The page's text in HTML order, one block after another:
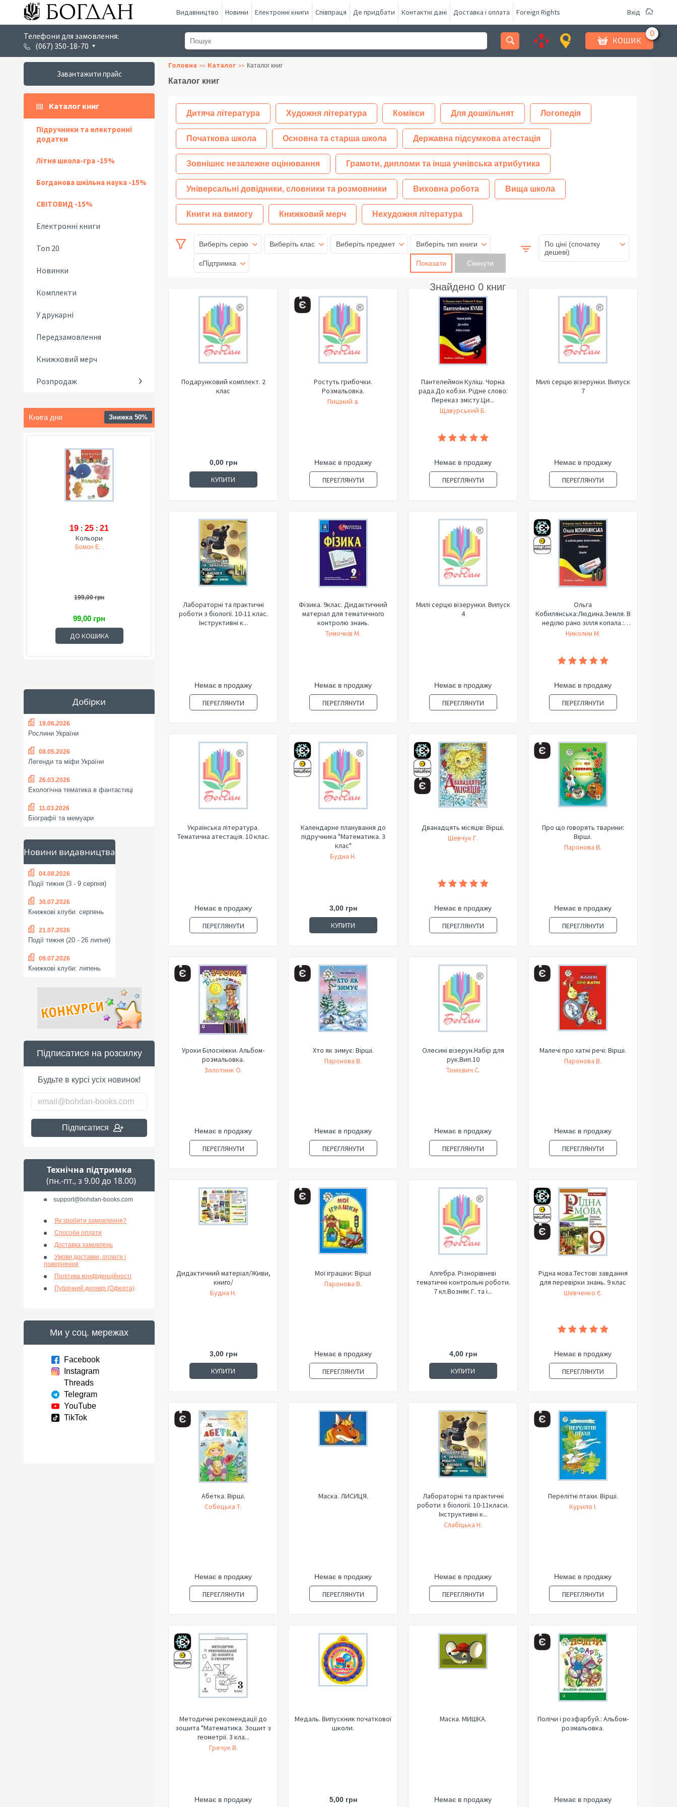
Видавництво Новини Електронні книги Співпраця Де придбати Контактні дані Доставка і оплата Foreign Rights Вхід
Телефони для замовлення:
(067) 350-18-70
КОШИК
Завантажити прайс
Каталог книг
Підручники та електронні
додатки
Літня школа-гра -15%
Богданова шкільна наука -15%
СВІТОВИД -15%
Електронні книги
Топ 20
Новинки
Комплекти
У друкарні
Передзамовлення
Книжковий мерч
Розпродаж
Книга дня Знижка 50%
19 : 25 : 20
Кольори
Бомон Е. .
199,00 грн
99,00 грн
ДО КОШИКА
Добірки
19.06.2026
Рослини України
08.05.2026
Легенди та міфи України
26.03.2026
Екологічна тематика в фантастиці
11.03.2026
Біографії та мемуари
Новини видавництва
04.08.2026
Події тижня (3 - 9 серпня)
30.07.2026
Книжкові клуби: серпень
21.07.2026
Події тижня (20 - 26 липня)
09.07.2026
Книжкові клуби: липень
Підписатися на розсилку
Будьте в курсі усіх новинок!
Підписатися
Технічна підтримка
(пн.-пт., з 9.00 до 18.00)
support@bohdan-books.com
Як зробити замовлення?
Способи оплати
Доставка замовлень
Умови доставки, оплати і
повернення
Політика конфіденційності
Публічний договір (Оферта)
Ми у соц. мережах
Facebook
Instagram
Threads
Telegram
YouTube
TikTok
Головна Каталог Каталог книг
Каталог книг
Дитяча література Художня література Комікси Для дошкільнят Логопедія
Початкова школа Основна та старша школа Державна підсумкова атестація
Зовнішнє незалежне оцінювання Грамоти, дипломи та інша учнівська атрибутика
Універсальні довідники, словники та розмовники Виховна робота Вища школа
Книги на вимогу Книжковий мерч Нехудожня література
Виберіть серію Виберіть клас Виберіть предмет Виберіть тип книги
єПідтримка Показати
Знайдено 0 книг
По ціні (спочатку
дешеві)
Подарунковий комплект. 2
клас
0,00 грн
КУПИТИ
Ростуть грибочки.
Розмальовка.
Пишний а.
Немає в продажу
ПЕРЕГЛЯНУТИ
Пантелеймон Куліш. Чорна
рада.До кобзи. Рідне слово:
Переказ змісту.Ци...
Щавурський Б.
Немає в продажу
ПЕРЕГЛЯНУТИ
Милі серцю візерунки. Випуск
7
Немає в продажу
ПЕРЕГЛЯНУТИ
Лабораторні та практичні
роботи з біології. 10-11 клас.
Інструктивні к...
Немає в продажу
ПЕРЕГЛЯНУТИ
Фізика. 9клас. Дидактичний
матеріал для тематичного
контролю знань.
Тимочків М.
Немає в продажу
ПЕРЕГЛЯНУТИ
Милі серцю візерунки. Випуск
4
Немає в продажу
ПЕРЕГЛЯНУТИ
Ольга
Кобилянська:Людина.Земля. В
неділю рано зілля копала.:
Переказ з...
Николин М.
Немає в продажу
ПЕРЕГЛЯНУТИ
Українська література.
Тематична атестація. 10 клас.
Немає в продажу
ПЕРЕГЛЯНУТИ
Календарне планування до
підручника "Математика. 3
клас"
Будна Н.
3,00 грн
КУПИТИ
Дванадцять місяців: Вірші.
Шевчук Г.
Немає в продажу
ПЕРЕГЛЯНУТИ
Про що говорять тварини:
Вірші.
Паронова В.
Немає в продажу
ПЕРЕГЛЯНУТИ
Уроки Білосніжки. Альбом-
розмальовка.
Золотник О.
Немає в продажу
ПЕРЕГЛЯНУТИ
Хто як зимує: Вірші.
Паронова В.
Немає в продажу
ПЕРЕГЛЯНУТИ
Олесині візерун.Набір для
рук.Вип.10
Тонієвич С.
Немає в продажу
ПЕРЕГЛЯНУТИ
Малечі про хатні речі: Вірші.
Паронова В.
Немає в продажу
ПЕРЕГЛЯНУТИ
Дидактичний матеріал/Живи,
книго/
Будна Н.
3,00 грн
КУПИТИ
Мої іграшки: Вірші
Паронова В.
Немає в продажу
ПЕРЕГЛЯНУТИ
Алгебра. Різнорівневі
тематичні контрольні роботи.
7 кл.Возняк Г. та і...
4,00 грн
КУПИТИ
Рідна мова.Тестові завдання
для перевірки знань. 9 клас
Шевченко Є.
Немає в продажу
ПЕРЕГЛЯНУТИ
Абетка. Вірші.
Собецька Т.
Немає в продажу
ПЕРЕГЛЯНУТИ
Маска. ЛИСИЦЯ.
Немає в продажу
ПЕРЕГЛЯНУТИ
Лабораторні та практичні
роботи з біології. 10-11класи.
Інструктивні к...
Слабіцька Н.
Немає в продажу
ПЕРЕГЛЯНУТИ
Перелітні птахи. Вірші.
Курило І.
Немає в продажу
ПЕРЕГЛЯНУТИ
Методичні рекомендації до
зошита "Математика. Зошит з
геометрії. 3 кла...
Гречук В.
Немає в продажу
Медаль. Випускник початкової
школи.
5,00 грн
Маска. МИШКА.
Немає в продажу
Полічи і розфарбуй.: Альбом-
розмальовка.
Немає в продажу